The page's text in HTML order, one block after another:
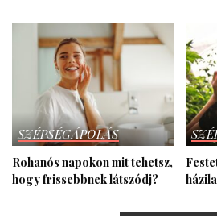
SZÉPSÉGÁPOLÁS
Rohanós napokon mit tehetsz,
hogy frissebbnek látszódj?